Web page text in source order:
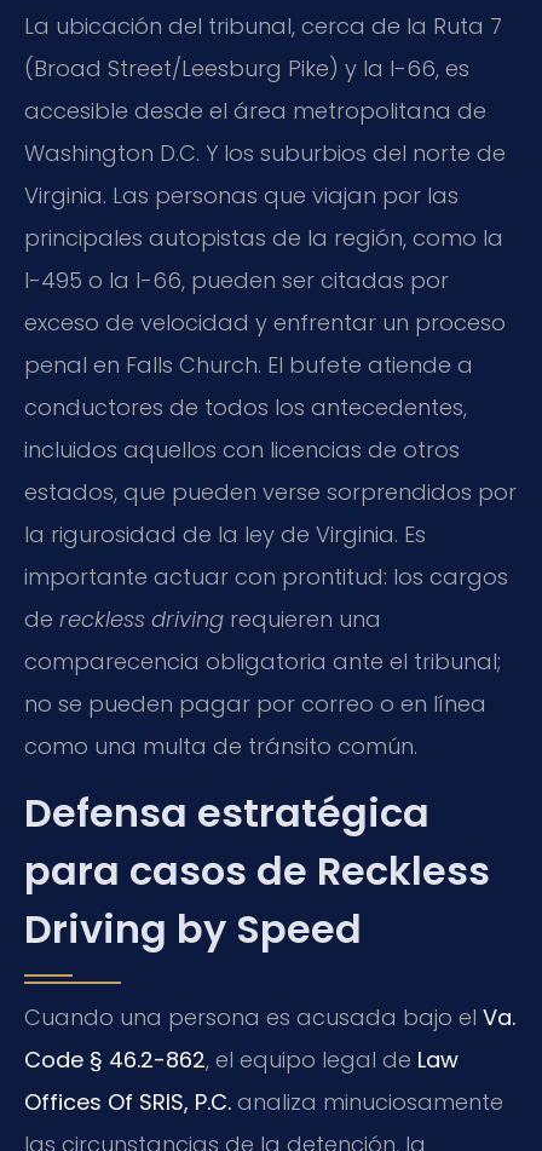
La ubicación del tribunal, cerca de la Ruta 7
(Broad Street/Leesburg Pike) y la I-66, es
accesible desde el área metropolitana de
Washington D.C. Y los suburbios del norte de
Virginia. Las personas que viajan por las
principales autopistas de la región, como la
I-495 o la I-66, pueden ser citadas por
exceso de velocidad y enfrentar un proceso
penal en Falls Church. El bufete atiende a
conductores de todos los antecedentes,
incluidos aquellos con licencias de otros
estados, que pueden verse sorprendidos por
la rigurosidad de la ley de Virginia. Es
importante actuar con prontitud: los cargos
de reckless driving requieren una
comparecencia obligatoria ante el tribunal;
no se pueden pagar por correo o en línea
como una multa de tránsito común.
Defensa estratégica
para casos de Reckless
Driving by Speed
Cuando una persona es acusada bajo el Va.
Code § 46.2-862, el equipo legal de Law
Offices Of SRIS, P.C. analiza minuciosamente
las circunstancias de la detención, la